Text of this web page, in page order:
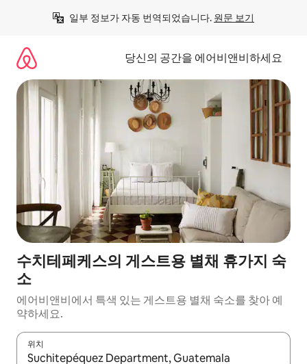
일부 정보가 자동 번역되었습니다. 원문 보기
당신의 공간을 에어비앤비하세요
수치테페케스의 게스트용 별채 휴가지 숙
소
에어비앤비에서 특색 있는 게스트용 별채 숙소를 찾아 예
약하세요.
위치
결과가 나오면 위·아래 화살표 키를 사용하거나 터치 또는 스와이